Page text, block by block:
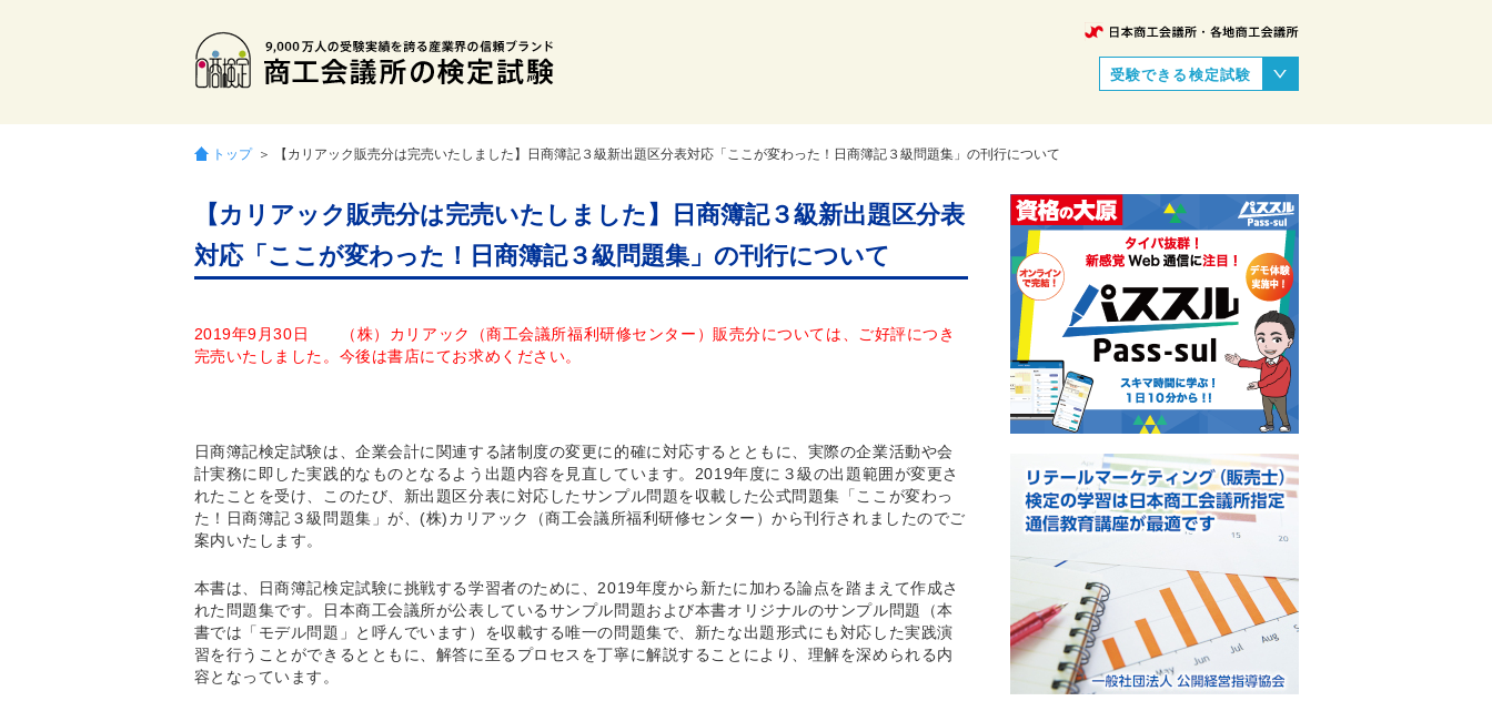
受験できる検定試験
トップ ＞ 【カリアック販売分は完売いたしました】日商簿記３級新出題区分表対応「ここが変わった！日商簿記３級問題集」の刊行について
【カリアック販売分は完売いたしました】日商簿記３級新出題区分表
対応「ここが変わった！日商簿記３級問題集」の刊行について
2019年9月30日 （株）カリアック（商工会議所福利研修センター）販売分については、ご好評につき
完売いたしました。今後は書店にてお求めください。
日商簿記検定試験は、企業会計に関連する諸制度の変更に的確に対応するとともに、実際の企業活動や会
計実務に即した実践的なものとなるよう出題内容を見直しています。2019年度に３級の出題範囲が変更さ
れたことを受け、このたび、新出題区分表に対応したサンプル問題を収載した公式問題集「ここが変わっ
た！日商簿記３級問題集」が、(株)カリアック（商工会議所福利研修センター）から刊行されましたのでご
案内いたします。
本書は、日商簿記検定試験に挑戦する学習者のために、2019年度から新たに加わる論点を踏まえて作成さ
れた問題集です。日本商工会議所が公表しているサンプル問題および本書オリジナルのサンプル問題（本
書では「モデル問題」と呼んでいます）を収載する唯一の問題集で、新たな出題形式にも対応した実践演
習を行うことができるとともに、解答に至るプロセスを丁寧に解説することにより、理解を深められる内
容となっています。